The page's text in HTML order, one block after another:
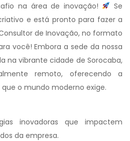
na área de inovação!
Se
e está pronto para fazer a
de Inovação, no formato
você! Embora a sede da nossa
na vibrante cidade de Sorocaba,
remoto, oferecendo a
o mundo moderno exige.
inovadoras que impactem
da empresa.